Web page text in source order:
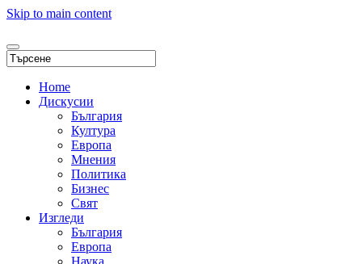
Skip to main content
Home
Дискусии
България
Култура
Европа
Мнения
Политика
Бизнес
Свят
Изгледи
България
Европа
Наука